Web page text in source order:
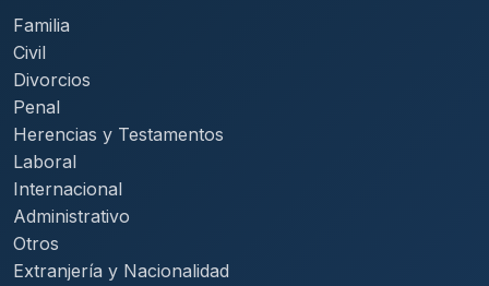
Familia
Civil
Divorcios
Penal
Herencias y Testamentos
Laboral
Internacional
Administrativo
Otros
Extranjería y Nacionalidad